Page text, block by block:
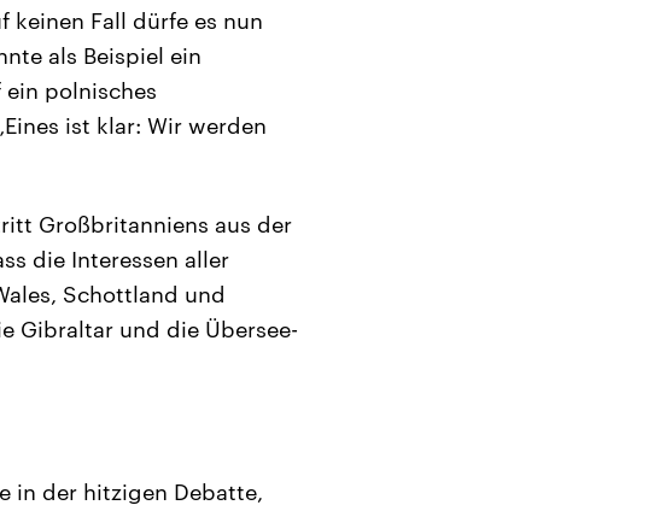
keinen Fall dürfe es nun
als Beispiel ein
ein polnisches
ist klar: Wir werden
Großbritanniens aus der
die Interessen aller
Schottland und
Gibraltar und die Übersee-
in der hitzigen Debatte,